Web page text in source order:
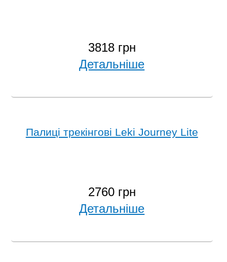
3818 грн
Детальніше
Палиці трекінгові Leki Journey Lite
2760 грн
Детальніше